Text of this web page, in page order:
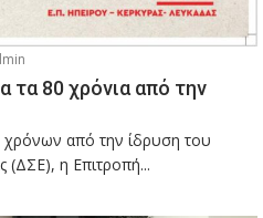
τα 80 χρόνια από την
από την ίδρυση του
(ΔΣΕ), η Επιτροπή...